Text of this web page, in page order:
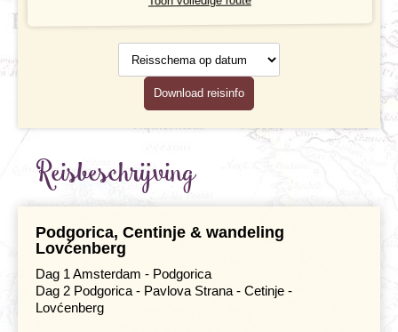
Reisdocumenten
Geldzaken
Hotelverlenging
op datum
Download reisinfo
Reisbeschrijving
Podgorica, Centinje & wandeling
Lovćenberg
Dag 1 Amsterdam - Podgorica
Dag 2 Podgorica - Pavlova Strana - Cetinje -
Lovćenberg